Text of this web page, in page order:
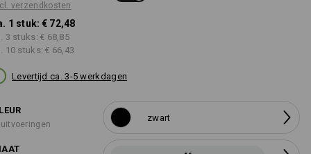
verzendkosten
1 stuk: € 72,48
3 stuks: € 68,85
10 stuks: € 66,43
Levertijd ca. 3-5 werkdagen
zwart